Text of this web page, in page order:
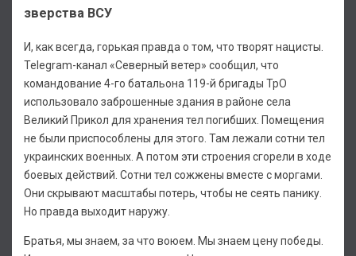
зверства ВСУ
И, как всегда, горькая правда о том, что творят нацисты.
Telegram-канал «Северный ветер» сообщил, что
командование 4-го батальона 119-й бригады ТрО
использовало заброшенные здания в районе села
Великий Прикол для хранения тел погибших. Помещения
не были приспособлены для этого. Там лежали сотни тел
украинских военных. А потом эти строения сгорели в ходе
боевых действий. Сотни тел сожжены вместе с моргами.
Они скрывают масштабы потерь, чтобы не сеять панику.
Но правда выходит наружу.
Братья, мы знаем, за что воюем. Мы знаем цену победы.